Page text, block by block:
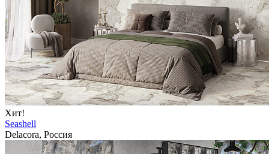
Хит!
Seashell
Delacora, Россия